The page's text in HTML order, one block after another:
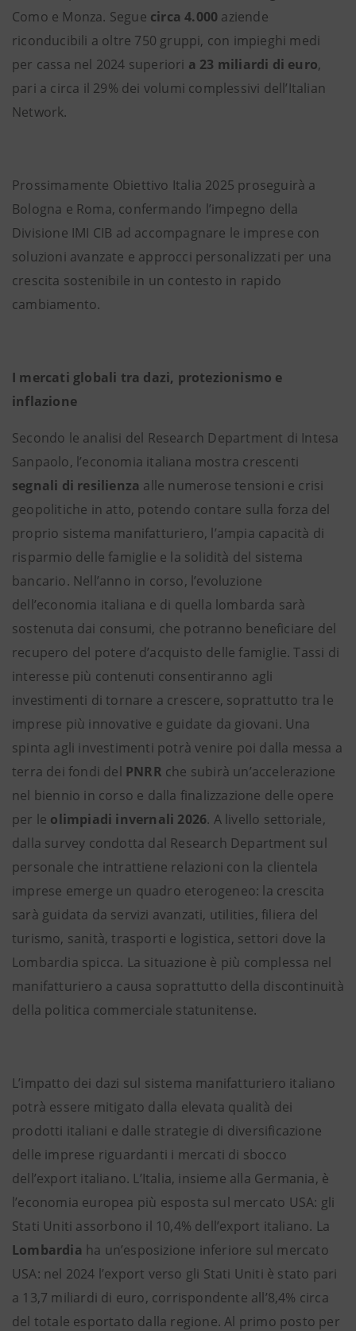
Como e Monza. Segue circa 4.000 aziende
riconducibili a oltre 750 gruppi, con impieghi medi
per cassa nel 2024 superiori a 23 miliardi di euro,
pari a circa il 29% dei volumi complessivi dell’Italian
Network.
Prossimamente Obiettivo Italia 2025 proseguirà a
Bologna e Roma, confermando l’impegno della
Divisione IMI CIB ad accompagnare le imprese con
soluzioni avanzate e approcci personalizzati per una
crescita sostenibile in un contesto in rapido
cambiamento.
I mercati globali tra dazi, protezionismo e
inflazione
Secondo le analisi del Research Department di Intesa
Sanpaolo, l’economia italiana mostra crescenti
segnali di resilienza alle numerose tensioni e crisi
geopolitiche in atto, potendo contare sulla forza del
proprio sistema manifatturiero, l’ampia capacità di
risparmio delle famiglie e la solidità del sistema
bancario. Nell’anno in corso, l’evoluzione
dell’economia italiana e di quella lombarda sarà
sostenuta dai consumi, che potranno beneficiare del
recupero del potere d’acquisto delle famiglie. Tassi di
interesse più contenuti consentiranno agli
investimenti di tornare a crescere, soprattutto tra le
imprese più innovative e guidate da giovani. Una
spinta agli investimenti potrà venire poi dalla messa a
terra dei fondi del PNRR che subirà un’accelerazione
nel biennio in corso e dalla finalizzazione delle opere
per le olimpiadi invernali 2026. A livello settoriale,
dalla survey condotta dal Research Department sul
personale che intrattiene relazioni con la clientela
imprese emerge un quadro eterogeneo: la crescita
sarà guidata da servizi avanzati, utilities, filiera del
turismo, sanità, trasporti e logistica, settori dove la
Lombardia spicca. La situazione è più complessa nel
manifatturiero a causa soprattutto della discontinuità
della politica commerciale statunitense.
L’impatto dei dazi sul sistema manifatturiero italiano
potrà essere mitigato dalla elevata qualità dei
prodotti italiani e dalle strategie di diversificazione
delle imprese riguardanti i mercati di sbocco
dell’export italiano. L’Italia, insieme alla Germania, è
l’economia europea più esposta sul mercato USA: gli
Stati Uniti assorbono il 10,4% dell’export italiano. La
Lombardia ha un’esposizione inferiore sul mercato
USA: nel 2024 l’export verso gli Stati Uniti è stato pari
a 13,7 miliardi di euro, corrispondente all’8,4% circa
del totale esportato dalla regione. Al primo posto per